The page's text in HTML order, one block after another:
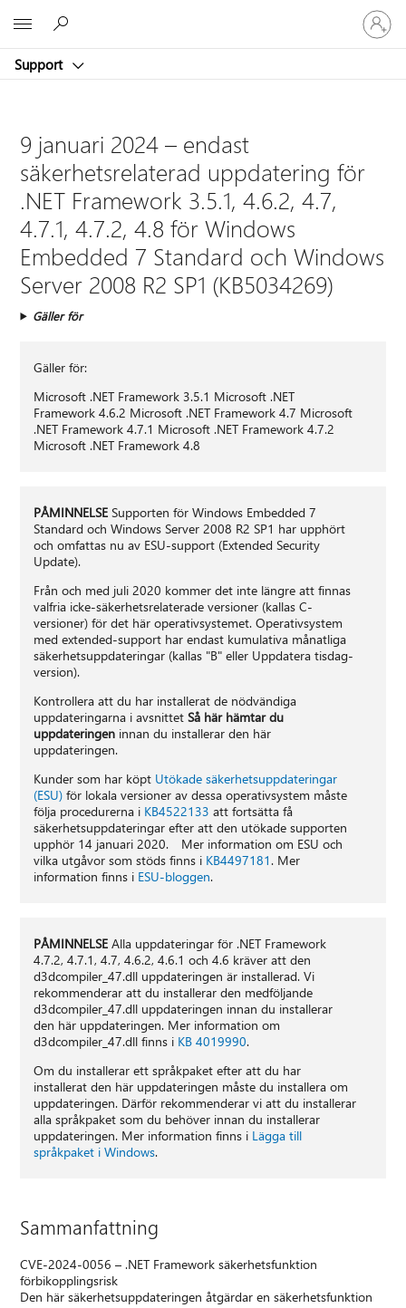
Support
Logga
in
på
konto
9 januari 2024 – endast
säkerhetsrelaterad uppdatering för
.NET Framework 3.5.1, 4.6.2, 4.7,
4.7.1, 4.7.2, 4.8 för Windows
Embedded 7 Standard och Windows
Server 2008 R2 SP1 (KB5034269)
Gäller för
Gäller för:
Microsoft .NET Framework 3.5.1 Microsoft .NET
Framework 4.6.2 Microsoft .NET Framework 4.7 Microsoft
.NET Framework 4.7.1 Microsoft .NET Framework 4.7.2
Microsoft .NET Framework 4.8
PÅMINNELSESupporten för Windows Embedded 7
Standard och Windows Server 2008 R2 SP1 har upphört
och omfattas nu av ESU-support (Extended Security
Update).
Från och med juli 2020 kommer det inte längre att finnas
valfria icke-säkerhetsrelaterade versioner (kallas C-
versioner) för det här operativsystemet. Operativsystem
med extended-support har endast kumulativa månatliga
säkerhetsuppdateringar (kallas "B" eller Uppdatera tisdag-
version).
Kontrollera att du har installerat de nödvändiga
uppdateringarna i avsnittet Så här hämtar du
uppdateringeninnan du installerar den här
uppdateringen.
Kunder som har köpt Utökade säkerhetsuppdateringar
(ESU)för lokala versioner av dessa operativsystem måste
följa procedurerna i KB4522133 att fortsätta få
säkerhetsuppdateringar efter att den utökade supporten
upphör 14 januari 2020. Mer information om ESU och
vilka utgåvor som stöds finns i KB4497181 . Mer
information finns i ESU-bloggen.
PÅMINNELSEAlla uppdateringar för .NET Framework
4.7.2, 4.7.1, 4.7, 4.6.2, 4.6.1 och 4.6 kräver att den
d3dcompiler_47.dll uppdateringen är installerad. Vi
rekommenderar att du installerar den medföljande
d3dcompiler_47.dll uppdateringen innan du installerar
den här uppdateringen. Mer information om
d3dcompiler_47.dll finns i KB 4019990.
Om du installerar ett språkpaket efter att du har
installerat den här uppdateringen måste du installera om
uppdateringen. Därför rekommenderar vi att du installerar
alla språkpaket som du behöver innan du installerar
uppdateringen. Mer information finns i Lägga till
språkpaket i Windows.
Sammanfattning
CVE-2024-0056 – .NET Framework säkerhetsfunktion
förbikopplingsrisk
Den här säkerhetsuppdateringen åtgärdar en säkerhetsfunktion